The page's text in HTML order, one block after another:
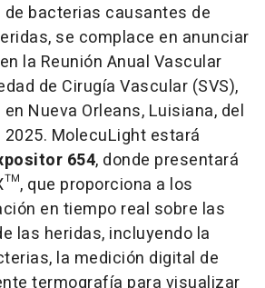
bacterias causantes de
se complace en anunciar
la Reunión Anual Vascular
de Cirugía Vascular (SVS),
Nueva Orleans, Luisiana, del
2025. MolecuLight estará
654, donde presentará
que proporciona a los
en tiempo real sobre las
las heridas, incluyendo la
la medición digital de
termografía para visualizar